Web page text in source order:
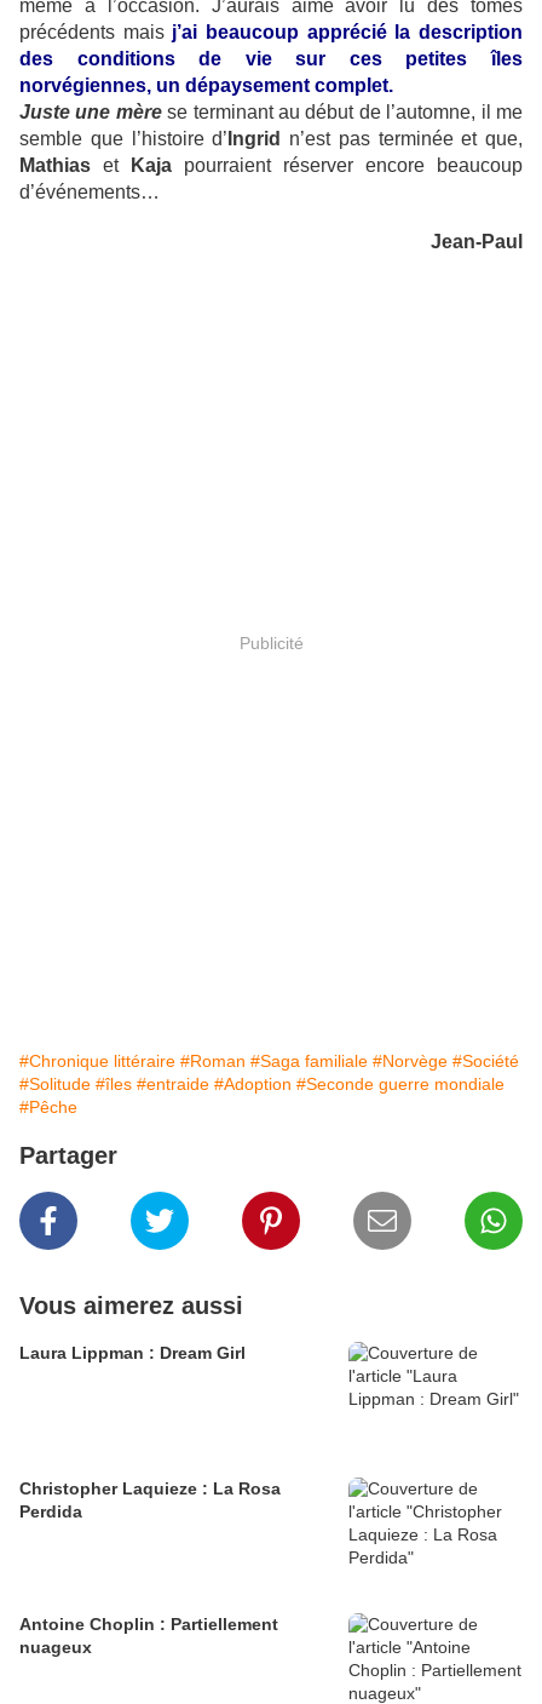
même à l’occasion. J’aurais aimé avoir lu des tomes
précédents mais j’ai beaucoup apprécié la description
des conditions de vie sur ces petites îles
norvégiennes, un dépaysement complet.
Juste une mèrese terminant au début de l’automne, il me
semble que l’histoire d’ Ingrid
n’est pas terminée et que,
Mathias et Kaja pourraient réserver encore beaucoup
d’événements…
Jean-Paul
Publicité
#Chronique littéraire #Roman #Saga familiale #Norvège #Société
#Solitude #îles #entraide #Adoption #Seconde guerre mondiale
#Pêche
Partager
Vous aimerez aussi
Laura Lippman : Dream Girl
Christopher Laquieze : La Rosa
Perdida
Antoine Choplin : Partiellement
nuageux